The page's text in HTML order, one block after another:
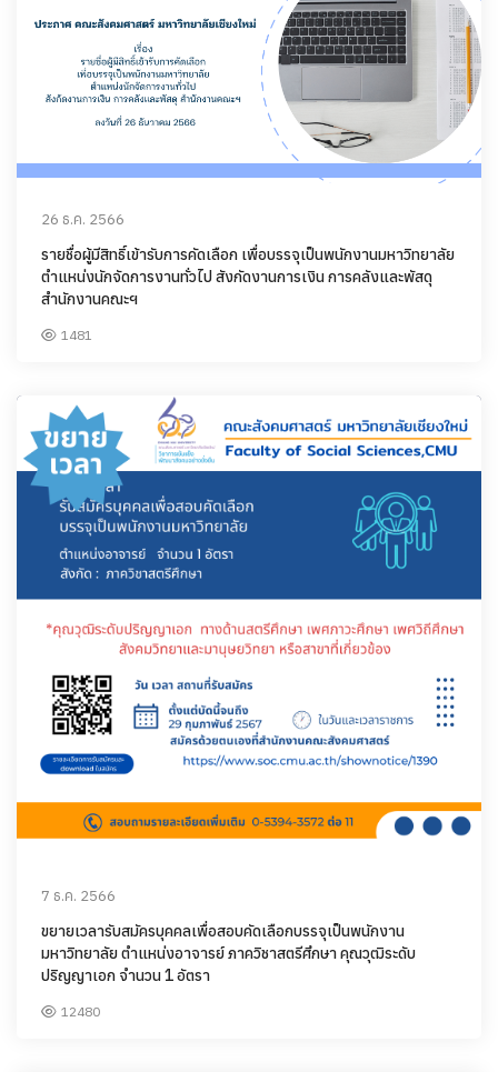
26 ธ.ค. 2566
รายชื่อผู้มีสิทธิ์เข้ารับการคัดเลือก เพื่อบรรจุเป็นพนักงานมหาวิทยาลัย
ตำแหน่งนักจัดการงานทั่วไป สังกัดงานการเงิน การคลังและพัสดุ
สำนักงานคณะฯ
1481
7 ธ.ค. 2566
ขยายเวลารับสมัครบุคคลเพื่อสอบคัดเลือกบรรจุเป็นพนักงาน
มหาวิทยาลัย ตำแหน่งอาจารย์ ภาควิชาสตรีศึกษา คุณวุฒิระดับ
ปริญญาเอก จำนวน 1 อัตรา
12480